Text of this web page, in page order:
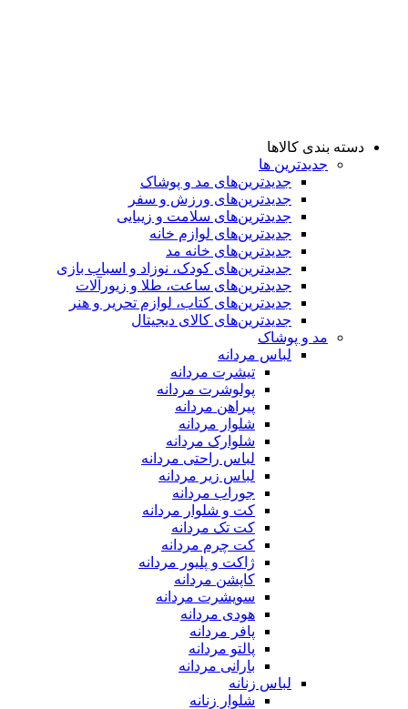
دسته بندی کالاها
جدیدترین ها
جدید‌ترین‌های مد و پوشاک
جدید‌ترین‌های ورزش و سفر
جدید‌ترین‌های سلامت و زیبایی
جدید‌ترین‌های لوازم خانه
جدیدترین‌های خانه مد
جدید‌ترین‌های کودک، نوزاد و اسباب بازی
جدید‌ترین‌های ساعت، طلا و زیورآلات
جدید‌ترین‌های کتاب، لوازم تحریر و هنر
جدید‌ترین‌های کالای دیجیتال
مد و پوشاک
لباس مردانه
تیشرت مردانه
پولوشرت مردانه
پیراهن مردانه
شلوار مردانه
شلوارک مردانه
لباس راحتی مردانه
لباس زیر مردانه
جوراب مردانه
کت و شلوار مردانه
کت تک مردانه
کت چرم مردانه
ژاکت و پلیور مردانه
کاپشن مردانه
سویشرت مردانه
هودی مردانه
پافر مردانه
پالتو مردانه
بارانی مردانه
لباس زنانه
شلوار زنانه